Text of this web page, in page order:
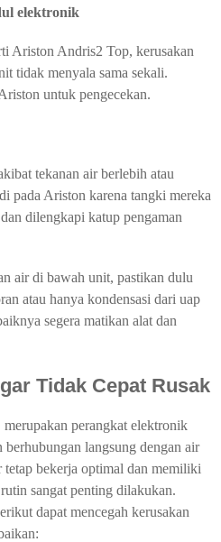
elektronik
Ariston Andris2 Top, kerusakan
tidak menyala sama sekali.
untuk pengecekan.
tekanan air berlebih atau
pada Ariston karena tangki mereka
dilengkapi katup pengaman
air di bawah unit, pastikan dulu
atau hanya kondensasi dari uap
segera matikan alat dan
Tidak Cepat Rusak
perangkat elektronik
langsung dengan air
tetap bekerja optimal dan memiliki
sangat penting dilakukan.
dapat mencegah kerusakan